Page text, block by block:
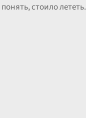
стоило лететь.